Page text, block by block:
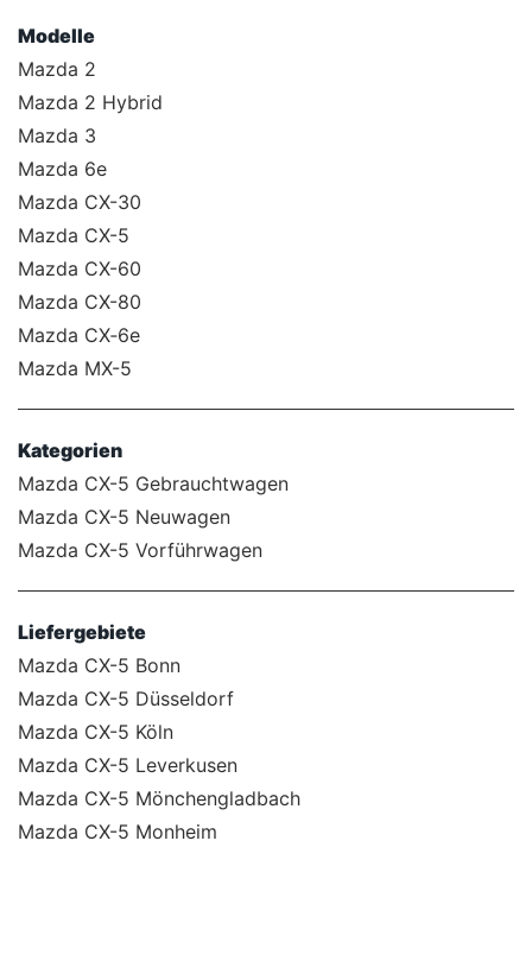
Modelle
Mazda 2
Mazda 2 Hybrid
Mazda 3
Mazda 6e
Mazda CX-30
Mazda CX-5
Mazda CX-60
Mazda CX-80
Mazda CX‑6e
Mazda MX-5
Kategorien
Mazda CX-5 Gebrauchtwagen
Mazda CX-5 Neuwagen
Mazda CX-5 Vorführwagen
Liefergebiete
Mazda CX-5 Bonn
Mazda CX-5 Düsseldorf
Mazda CX-5 Köln
Mazda CX-5 Leverkusen
Mazda CX-5 Mönchengladbach
Mazda CX-5 Monheim